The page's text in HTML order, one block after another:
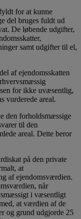
for at kunne
del bruges fuldt ud
De løbende udgifter,
samt udgifter til el,
af ejendomsskatten
for ikke uvæsentlig,
vurderede areal.
den forholdsmæssige
til den
areal. Dette beror
på den private
at
af ejendomsværdien.
når
i væsentligt
at værdien af de
og grund udgjorde 25